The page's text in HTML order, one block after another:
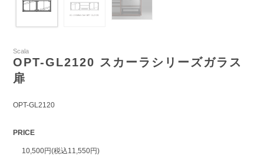
Scala
OPT-GL2120 スカーラシリーズガラス
扉
OPT-GL2120
PRICE
10,500円(税込11,550円)